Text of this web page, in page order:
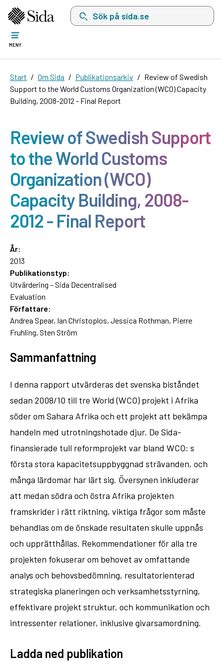
Sök på sida.se, sökförslag kommer att visas
MENY
Start Om Sida Publikationsarkiv
Review of Swedish
Support to the World Customs Organization (WCO) Capacity
Building, 2008-2012 - Final Report
Review of Swedish Support
to the World Customs
Organization (WCO)
Capacity Building, 2008-
2012 - Final Report
År:
2013
Publikationstyp:
Utvärdering – Sida Decentralised
Evaluation
Författare:
Andrea Spear, Ian Christoplos, Jessica Rothman, Pierre
Fruhling, Sten Ström
Sammanfattning
I denna rapport utvärderas det svenska biståndet
sedan 2008/10 till tre World (WCO) projekt i Afrika
söder om Sahara Afrika och ett projekt att bekämpa
handeln med utrotningshotade djur. De Sida-
finansierade tull reformprojekt var bland WCO: s
första stora kapacitetsuppbyggnad strävanden, och
många lärdomar har lärt sig. Översynen inkluderar
att medan södra och östra Afrika projekten
framskrider i rätt riktning, viktiga frågor som måste
behandlas om de önskade resultaten skulle uppnås
och upprätthållas. Rekommendationer för alla tre
projekten fokuserar om behovet av omfattande
analys och behovsbedömning, resultatorienterad
strategiska planeringen och verksamhetsstyrning,
effektivare projekt struktur, och kommunikation och
intressenter relationer, inklusive givarsamordning.
Ladda ned publikation